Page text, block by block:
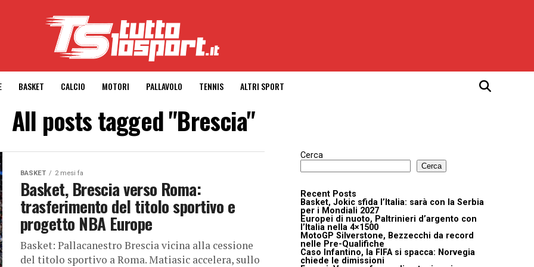
BASKET CALCIO MOTORI PALLAVOLO TENNIS ALTRI SPORT
All posts tagged "Brescia"
BASKET 2 mesi fa
Basket, Brescia verso Roma:
trasferimento del titolo sportivo e
progetto NBA Europe
Basket: Pallacanestro Brescia vicina alla cessione
del titolo sportivo a Roma. Matiasic accelera, sullo
Cerca
Cerca
Recent Posts
Basket, Jokic sfida l’Italia: sarà con la Serbia
per i Mondiali 2027
Europei di nuoto, Paltrinieri d’argento con
l’Italia nella 4×1500
MotoGP Silverstone, Bezzecchi da record
nelle Pre-Qualifiche
Caso Infantino, la FIFA si spacca: Norvegia
chiede le dimissioni